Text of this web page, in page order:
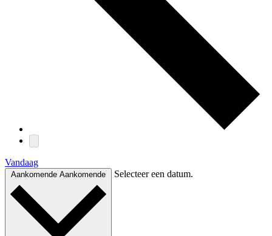
Vandaag
Aankomende Aankomende Selecteer een datum.